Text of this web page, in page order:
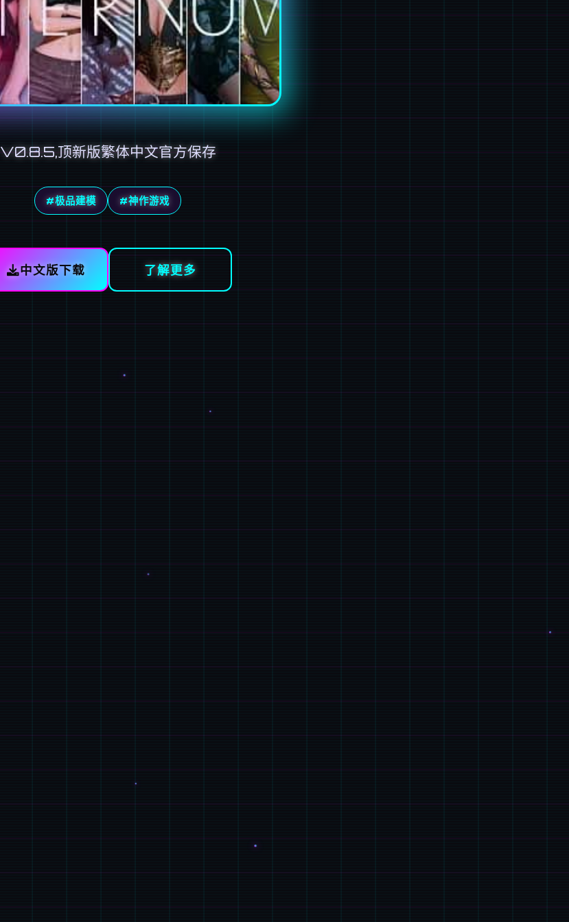
V0.8.5,顶新版繁体中文官方保存
#极品建模 #神作游戏
中文版下载 了解更多